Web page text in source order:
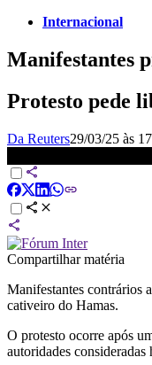
Internacional
Manifestantes
Protesto pede
Da Reuters29/03/25 às
Compartilhar matéria
Manifestantes contrários
cativeiro do Hamas.
O protesto ocorre após
autoridades consideradas